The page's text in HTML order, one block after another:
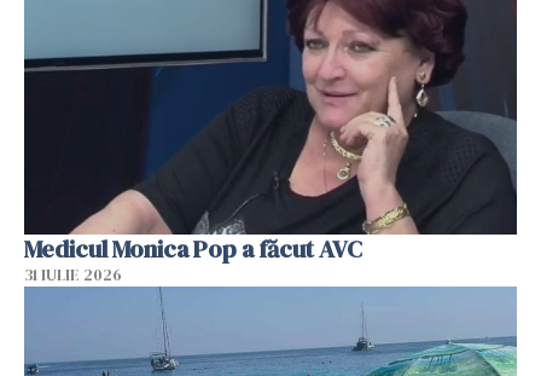
Medicul Monica Pop a făcut AVC
31 IULIE 2026